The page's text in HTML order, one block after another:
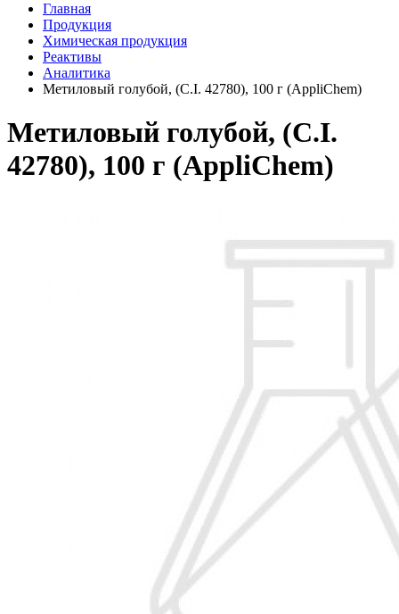
Главная
Продукция
Химическая продукция
Реактивы
Аналитика
Метиловый голубой, (C.I. 42780), 100 г (AppliChem)
Метиловый голубой, (C.I.
42780), 100 г (AppliChem)